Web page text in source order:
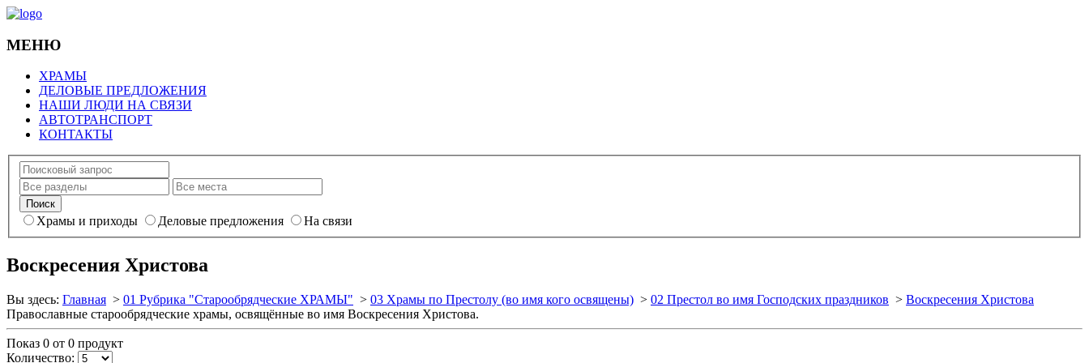
МЕНЮ
ХРАМЫ
ДЕЛОВЫЕ ПРЕДЛОЖЕНИЯ
НАШИ ЛЮДИ НА СВЯЗИ
АВТОТРАНСПОРТ
КОНТАКТЫ
Храмы и приходы Деловые предложения На связи
Воскресения Христова
Вы здесь: Главная > 01 Рубрика "Старообрядческие ХРАМЫ" > 03 Храмы по Престолу (во имя кого освящены) > 02 Престол во имя Господских праздников > Воскресения Христова
Православные старообрядческие храмы, освящённые во имя Воскресения Христова.
Показ 0 от 0 продукт
Количество: